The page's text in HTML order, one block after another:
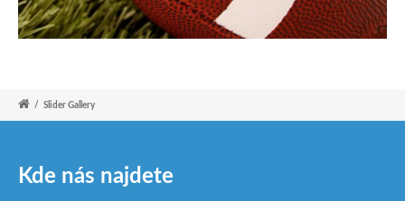
/ Slider Gallery
Kde nás najdete